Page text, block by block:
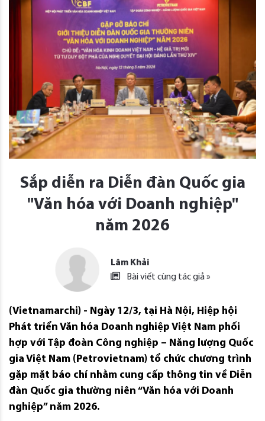
Sắp diễn ra Diễn đàn Quốc gia
"Văn hóa với Doanh nghiệp"
năm 2026
Lâm Khải
Bài viết cùng tác giả »
(Vietnamarchi) - Ngày 12/3, tại Hà Nội, Hiệp hội
Phát triển Văn hóa Doanh nghiệp Việt Nam phối
hợp với Tập đoàn Công nghiệp – Năng lượng Quốc
gia Việt Nam (Petrovietnam) tổ chức chương trình
gặp mặt báo chí nhằm cung cấp thông tin về Diễn
đàn Quốc gia thường niên “Văn hóa với Doanh
nghiệp” năm 2026.